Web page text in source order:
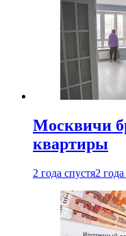
Москвичи
квартиры
2 года спустя2